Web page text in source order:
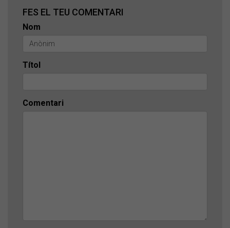
FES EL TEU COMENTARI
Nom
Títol
Comentari